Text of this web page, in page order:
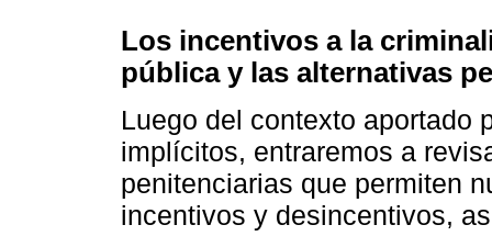
Los incentivos a la
pública y las alternativas
Luego del contexto aportado
implícitos, entraremos a
penitenciarias que permiten
incentivos y desincentivos,